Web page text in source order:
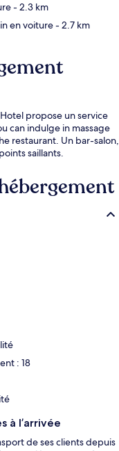
- 2.3 km
en voiture- 2.7 km
propose un service
can indulge in massage
restaurant. Un bar-salon,
saillants.
: 18
à l’arrivée
de ses clients depuis